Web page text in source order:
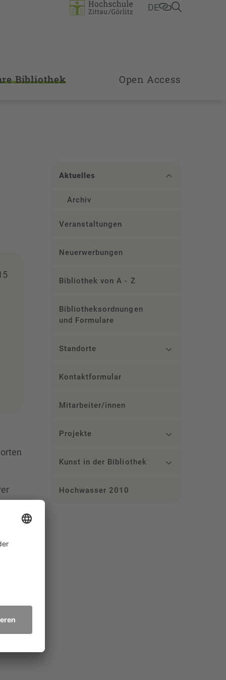
DE
Bibliothek Open Access
Aktuelles
Archiv
Veranstaltungen
Neuerwerbungen
Bibliothek von A - Z
Bibliotheksordnungen
und Formulare
Standorte
Kontaktformular
Mitarbeiter/innen
Projekte
Kunst in der Bibliothek
Hochwasser 2010